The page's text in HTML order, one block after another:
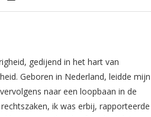
gedijend in het hart van
Geboren in Nederland, leidde mijn
naar een loopbaan in de
ik was erbij, rapporteerde